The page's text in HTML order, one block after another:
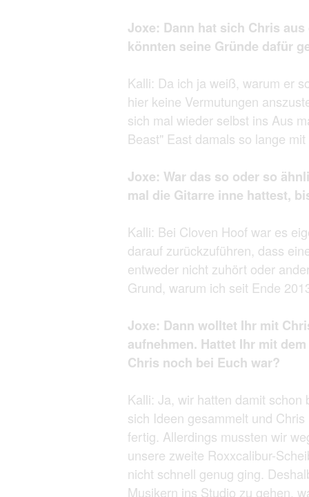
Joxe: Dann hat sich Chris
könnten seine Gründe dafür
Kalli: Da ich ja weiß, warum er
hier keine Vermutungen
sich mal wieder selbst ins Aus
Beast" East damals so lange
Joxe: War das so oder so
mal die Gitarre inne hattest,
Kalli: Bei Cloven Hoof war es
darauf zurückzuführen, dass
entweder nicht zuhört oder
Grund, warum ich seit Ende
Joxe: Dann wolltet Ihr mit
aufnehmen. Hattet Ihr mit
Chris noch bei Euch war?
Kalli: Ja, wir hatten damit
sich Ideen gesammelt und
fertig. Allerdings mussten wir
unsere zweite Roxxcalibur-
nicht schnell genug ging.
Musikern ins Studio zu gehen,